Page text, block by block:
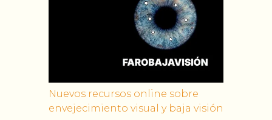
Nuevos recursos online sobre
envejecimiento visual y baja visión